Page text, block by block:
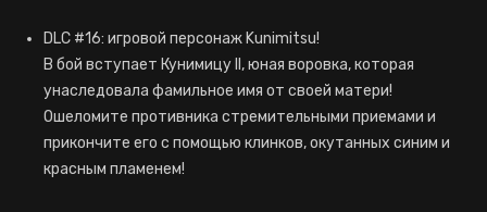
DLC #16: игровой персонаж Kunimitsu!
В бой вступает Кунимицу II, юная воровка, которая
унаследовала фамильное имя от своей матери!
Ошеломите противника стремительными приемами и
прикончите его с помощью клинков, окутанных синим и
красным пламенем!